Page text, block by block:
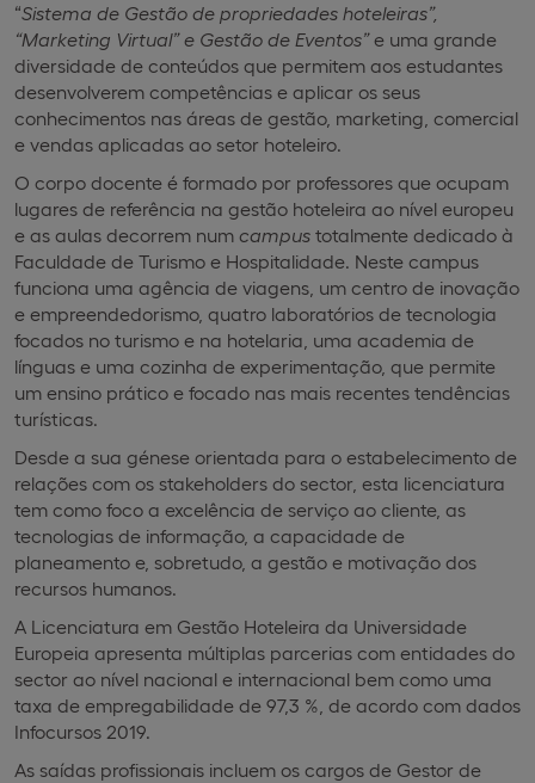
“Sistema de Gestão de propriedades hoteleiras”,
“Marketing Virtual” e Gestão de Eventos”e uma grande
diversidade de conteúdos que permitem aos estudantes
desenvolverem competências e aplicar os seus
conhecimentos nas áreas de gestão, marketing, comercial
e vendas aplicadas ao setor hoteleiro.
O corpo docente é formado por professores que ocupam
lugares de referência na gestão hoteleira ao nível europeu
e as aulas decorrem num campus totalmente dedicado à
Faculdade de Turismo e Hospitalidade. Neste campus
funciona uma agência de viagens, um centro de inovação
e empreendedorismo, quatro laboratórios de tecnologia
focados no turismo e na hotelaria, uma academia de
línguas e uma cozinha de experimentação, que permite
um ensino prático e focado nas mais recentes tendências
turísticas.
Desde a sua génese orientada para o estabelecimento de
relações com os stakeholders do sector, esta licenciatura
tem como foco a excelência de serviço ao cliente, as
tecnologias de informação, a capacidade de
planeamento e, sobretudo, a gestão e motivação dos
recursos humanos.
A Licenciatura em Gestão Hoteleira da Universidade
Europeia apresenta múltiplas parcerias com entidades do
sector ao nível nacional e internacional bem como uma
taxa de empregabilidade de 97,3 %, de acordo com dados
Infocursos 2019.
As saídas profissionais incluem os cargos de Gestor de